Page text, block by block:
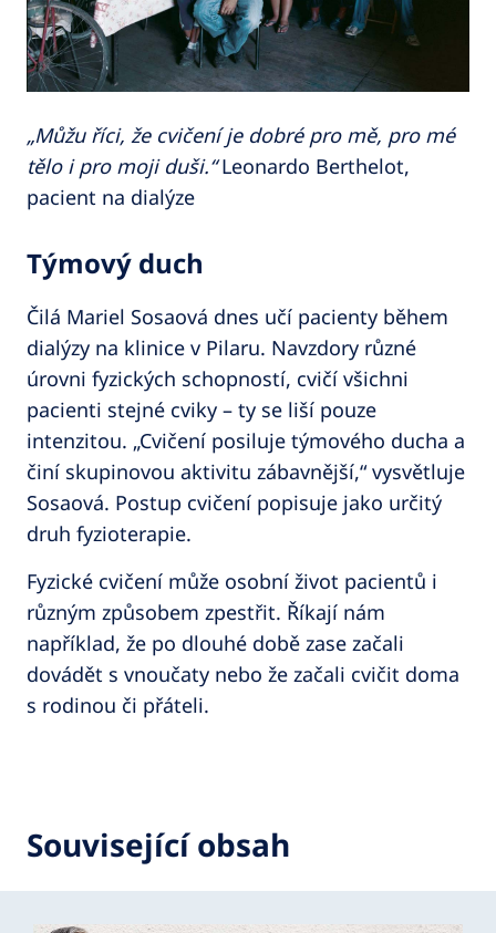
„Můžu říci, že cvičení je dobré pro mě, pro mé
tělo i pro moji duši.“Leonardo Berthelot,
pacient na dialýze
Týmový duch
Čilá Mariel Sosaová dnes učí pacienty během
dialýzy na klinice v Pilaru. Navzdory různé
úrovni fyzických schopností, cvičí všichni
pacienti stejné cviky – ty se liší pouze
intenzitou. „Cvičení posiluje týmového ducha a
činí skupinovou aktivitu zábavnější,“ vysvětluje
Sosaová. Postup cvičení popisuje jako určitý
druh fyzioterapie.
Fyzické cvičení může osobní život pacientů i
různým způsobem zpestřit. Říkají nám
například, že po dlouhé době zase začali
dovádět s vnoučaty nebo že začali cvičit doma
s rodinou či přáteli.
Související obsah